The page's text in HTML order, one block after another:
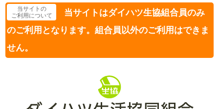
当サイトの
ご利用について
当サイトはダイハツ生協組合員のみ
のご利用となります。組合員以外のご利用はできま
せん。